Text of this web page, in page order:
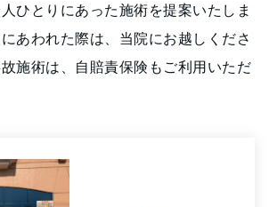
ひとりにあった施術を提案いたしま
あわれた際は、当院にお越しくださ
施術は、自賠責保険もご利用いただ